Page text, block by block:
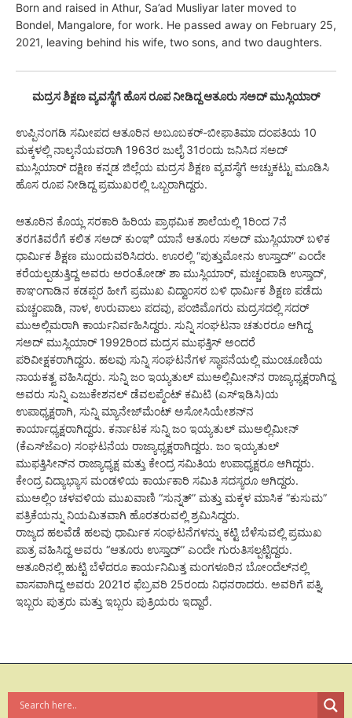
Born and raised in Athur, Sa’ad Musliyar later moved to
Bondel, Mangalore, for work. He passed away on February 25,
2021, leaving behind his wife, two sons, and two daughters.
ಮದ್ರಸ ಶಿಕ್ಷಣ ವ್ಯವಸ್ಥೆಗೆ ಹೊಸ ರೂಪ ನೀಡಿದ್ದ ಆತೂರು ಸಅದ್ ಮುಸ್ಲಿಯಾರ್
ಉಪ್ಪಿನಂಗಡಿ ಸಮೀಪದ ಆತೂರಿನ ಅಬೂಬಕರ್-ಬೀಫಾತಿಮಾ ದಂಪತಿಯ 10
ಮಕ್ಕಳಲ್ಲಿ ನಾಲ್ಕನೆಯವರಾಗಿ 1963ರ ಜುಲೈ 31ರಂದು ಜನಿಸಿದ ಸಅದ್
ಮುಸ್ಲಿಯಾರ್ ದಕ್ಷಿಣ ಕನ್ನಡ ಜಿಲ್ಲೆಯ ಮದ್ರಸ ಶಿಕ್ಷಣ ವ್ಯವಸ್ಥೆಗೆ ಅಚ್ಚುಕಟ್ಟು ಮೂಡಿಸಿ
ಹೊಸ ರೂಪ ನೀಡಿದ್ದ ಪ್ರಮುಖರಲ್ಲಿ ಒಬ್ಬರಾಗಿದ್ದರು.
ಆತೂರಿನ ಕೊಯ್ಲ ಸರಕಾರಿ ಹಿರಿಯ ಪ್ರಾಥಮಿಕ ಶಾಲೆಯಲ್ಲಿ 1ರಿಂದ 7ನೆ
ತರಗತಿವರೆಗೆ ಕಲಿತ ಸಅದ್ ಕುಂಞಿ ಯಾನೆ ಆತೂರು ಸಅದ್ ಮುಸ್ಲಿಯಾರ್ ಬಳಿಕ
ಧಾರ್ಮಿಕ ಶಿಕ್ಷಣ ಮುಂದುವರಿಸಿದರು. ಊರಲ್ಲಿ “ಪುತ್ತುಮೋನು ಉಸ್ತಾದ್” ಎಂದೇ
ಕರೆಯಲ್ಪಡುತ್ತಿದ್ದ ಅವರು ಅರಂತೋಡ್ ಶಾ ಮುಸ್ಲಿಯಾರ್, ಮಚ್ಚಂಪಾಡಿ ಉಸ್ತಾದ್,
ಕಾಞಂಗಾಡಿನ ಕಡಪ್ಪರ ಹೀಗೆ ಪ್ರಮುಖ ವಿದ್ವಾಂಸರ ಬಳಿ ಧಾರ್ಮಿಕ ಶಿಕ್ಷಣ ಪಡೆದು
ಮಚ್ಚಂಪಾಡಿ, ನಾಳ, ಉರುವಾಲು ಪದವು, ಪಂಜಿಮೊಗರು ಮದ್ರಸದಲ್ಲಿ ಸದರ್
ಮುಅಲ್ಲಿಮರಾಗಿ ಕಾರ್ಯನಿರ್ವಹಿಸಿದ್ದರು. ಸುನ್ನಿ ಸಂಘಟನಾ ಚತುರರೂ ಆಗಿದ್ದ
ಸಅದ್ ಮುಸ್ಲಿಯಾರ್ 1992ರಿಂದ ಮದ್ರಸ ಮುಫತ್ತಿಸ್ ಅಂದರೆ
ಪರಿವೀಕ್ಷಕರಾಗಿದ್ದರು. ಹಲವು ಸುನ್ನಿ ಸಂಘಟನೆಗಳ ಸ್ಥಾಪನೆಯಲ್ಲಿ ಮುಂಚೂಣಿಯ
ನಾಯಕತ್ವ ವಹಿಸಿದ್ದರು. ಸುನ್ನಿ ಜಂ ಇಯ್ಯತುಲ್ ಮುಅಲ್ಲಿಮೀನ್‌ನ ರಾಜ್ಯಾಧ್ಯಕ್ಷರಾಗಿದ್ದ
ಅವರು ಸುನ್ನಿ ಎಜುಕೇಶನಲ್ ಡೆವಲಪ್ಮೆಂಟ್ ಕಮಿಟಿ (ಎಸ್‌ಇಡಿಸಿ)ಯ
ಉಪಾಧ್ಯಕ್ಷರಾಗಿ, ಸುನ್ನಿ ಮ್ಯಾನೇಜ್‌ಮೆಂಟ್ ಅಸೋಸಿಯೇಶನ್‌ನ
ಕಾರ್ಯಾಧ್ಯಕ್ಷರಾಗಿದ್ದರು. ಕರ್ನಾಟಕ ಸುನ್ನಿ ಜಂ ಇಯ್ಯತುಲ್ ಮುಅಲ್ಲಿಮೀನ್
(ಕೆಎಸ್‌ಜೆಎಂ) ಸಂಘಟನೆಯ ರಾಜ್ಯಾಧ್ಯಕ್ಷರಾಗಿದ್ದರು. ಜಂ ಇಯ್ಯತುಲ್
ಮುಫತ್ತಿಸೀನ್‌ನ ರಾಜ್ಯಾಧ್ಯಕ್ಷ ಮತ್ತು ಕೇಂದ್ರ ಸಮಿತಿಯ ಉಪಾಧ್ಯಕ್ಷರೂ ಆಗಿದ್ದರು.
ಕೇಂದ್ರ ವಿದ್ಯಾಭ್ಯಾಸ ಮಂಡಳಿಯ ಕಾರ್ಯಕಾರಿ ಸಮಿತಿ ಸದಸ್ಯರೂ ಆಗಿದ್ದರು.
ಮುಅಲ್ಲಿಂ ಚಳವಳಿಯ ಮುಖವಾಣಿ “ಸುನ್ನತ್” ಮತ್ತು ಮಕ್ಕಳ ಮಾಸಿಕ “ಕುಸುಮ”
ಪತ್ರಿಕೆಯನ್ನು ನಿಯಮಿತವಾಗಿ ಹೊರತರುವಲ್ಲಿ ಶ್ರಮಿಸಿದ್ದರು.
ರಾಜ್ಯದ ಹಲವೆಡೆ ಹಲವು ಧಾರ್ಮಿಕ ಸಂಘಟನೆಗಳನ್ನು ಕಟ್ಟಿ ಬೆಳೆಸುವಲ್ಲಿ ಪ್ರಮುಖ
ಪಾತ್ರ ವಹಿಸಿದ್ದ ಅವರು “ಆತೂರು ಉಸ್ತಾದ್” ಎಂದೇ ಗುರುತಿಸಲ್ಪಟ್ಟಿದ್ದರು.
ಆತೂರಿನಲ್ಲಿ ಹುಟ್ಟಿ ಬೆಳೆದರೂ ಕಾರ್ಯನಿಮಿತ್ತ ಮಂಗಳೂರಿನ ಬೋಂದೆಲ್‌ನಲ್ಲಿ
ವಾಸವಾಗಿದ್ದ ಅವರು 2021ರ ಫೆಬ್ರವರಿ 25ರಂದು ನಿಧನರಾದರು. ಅವರಿಗೆ ಪತ್ನಿ,
ಇಬ್ಬರು ಪುತ್ರರು ಮತ್ತು ಇಬ್ಬರು ಪುತ್ರಿಯರು ಇದ್ದಾರೆ.